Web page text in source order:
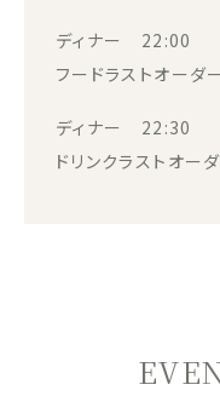
ディナー 22:00
フードラストオーダー
ディナー 22:30
ドリンクラストオー